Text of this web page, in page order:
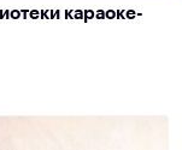
караоке-